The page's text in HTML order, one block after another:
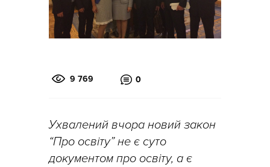
9 769 0
Ухвалений вчора новий закон
“Про освіту” не є суто
документом про освіту, а є